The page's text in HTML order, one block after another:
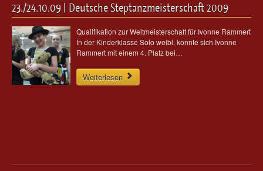
23./24.10.09 | Deutsche Steptanzmeisterschaft 2009
Qualifikation zur Weltmeisterschaft für Ivonne Rammert
In der Kinderklasse Solo weibl. konnte sich Ivonne
Rammert mit einem 4. Platz bei…
Weiterlesen